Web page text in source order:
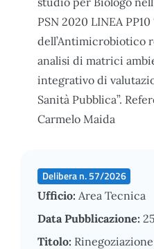
PSN 2020 LINEA
dell’Antimicrobiotico
analisi di matrici
integrativo di
Sanità Pubblica”.
Carmelo Maida
Delibera n. 57/2026
Ufficio: Area Tecnica
Data Pubblicazione:
Titolo: